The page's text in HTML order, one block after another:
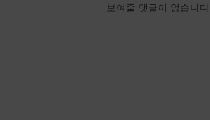
보여줄 댓글이 없습니다.